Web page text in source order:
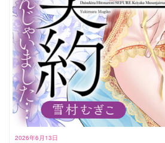
2026年6月13日